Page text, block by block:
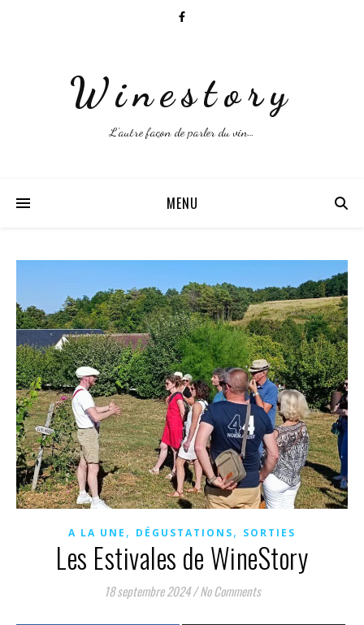
Winestory
L'autre façon de parler du vin…
MENU
A LA UNE , DÉGUSTATIONS, SORTIES
Les Estivales de WineStory
18 septembre 2024 / No Comments